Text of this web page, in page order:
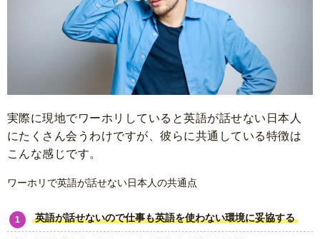
実際に現地でワーホリしていると英語が話せない日本人
にたくさん会うわけですが、彼らに共通している特徴は
こんな感じです。
ワーホリで英語が話せない日本人の共通点
英語が話せないので仕事も英語を使わない環境に妥協する